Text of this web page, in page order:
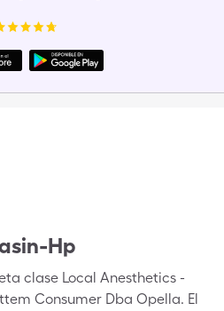
Hp
clase Local Anesthetics -
Consumer Dba Opella. El